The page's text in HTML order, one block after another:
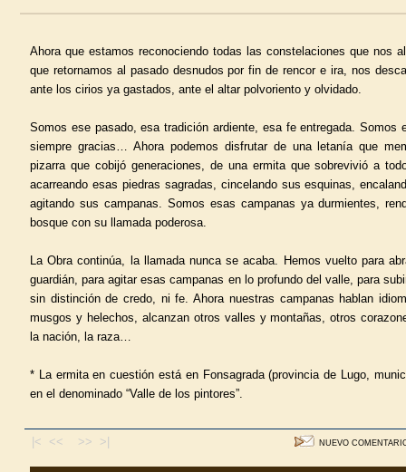
Ahora que estamos reconociendo todas las constelaciones que nos
que retornamos al pasado desnudos por fin de rencor e ira, nos
ante los cirios ya gastados, ante el altar polvoriento y olvidado.
Somos ese pasado, esa tradición ardiente, esa fe entregada. Somos
siempre gracias… Ahora podemos disfrutar de una letanía que
pizarra que cobijó generaciones, de una ermita que sobrevivió a
acarreando esas piedras sagradas, cincelando sus esquinas,
agitando sus campanas. Somos esas campanas ya durmientes,
bosque con su llamada poderosa.
La Obra continúa, la llamada nunca se acaba. Hemos vuelto para
guardián, para agitar esas campanas en lo profundo del valle, para
sin distinción de credo, ni fe. Ahora nuestras campanas hablan
musgos y helechos, alcanzan otros valles y montañas, otros
la nación, la raza…
* La ermita en cuestión está en Fonsagrada (provincia de Lugo,
en el denominado “Valle de los pintores”.
|< << >> >| NUEVO